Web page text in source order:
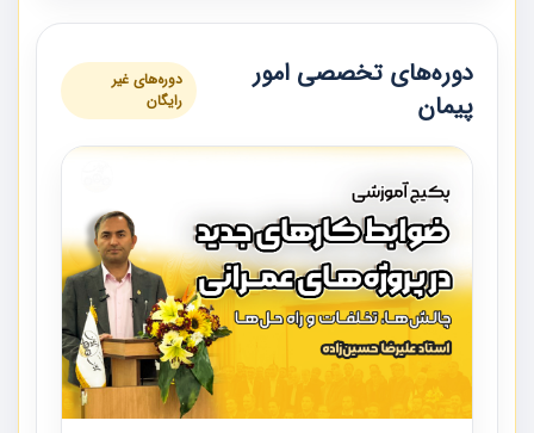
دوره‌های تخصصی امور
پیمان
دوره‌های غیر
رایگان